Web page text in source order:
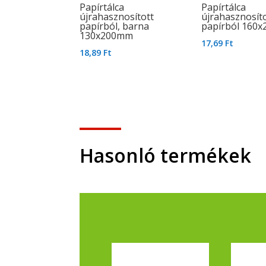
Papírtálca
újrahasznosított
papírból, barna
130x200mm
18,89 Ft
Papírtálca
papírból
17,69 Ft
Hasonló termékek